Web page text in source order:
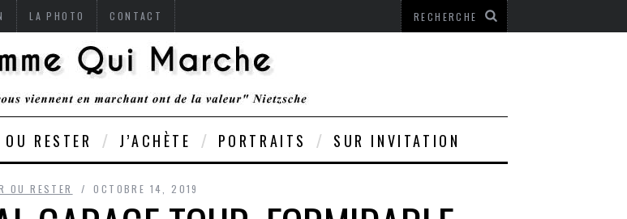
LA PHOTO CONTACT
RESTER J’ACHÈTE PORTRAITS SUR INVITATION
OU RESTER OCTOBRE 14, 2019